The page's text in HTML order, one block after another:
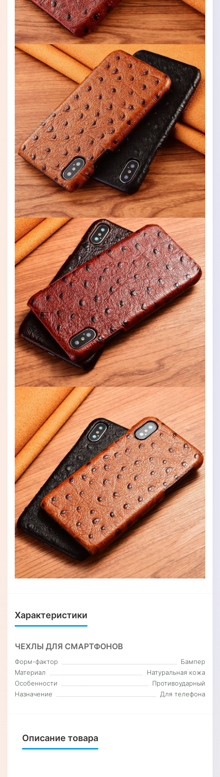
Характеристики
ЧЕХЛЫ ДЛЯ СМАРТФОНОВ
Форм-фактор
Бампер
Материал
Натуральная кожа
Особенности
Противоударный
Назначение
Для телефона
Описание товара